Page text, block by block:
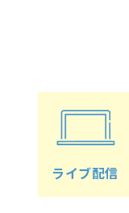
ライブ配信